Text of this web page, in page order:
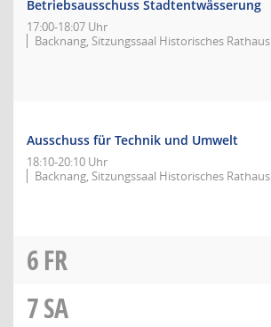
Betriebsausschuss Stadtentwässerung
17:00-18:07 Uhr
Backnang, Sitzungssaal Historisches Rathaus
Ausschuss für Technik und Umwelt
18:10-20:10 Uhr
Backnang, Sitzungssaal Historisches Rathaus
6FR
7SA